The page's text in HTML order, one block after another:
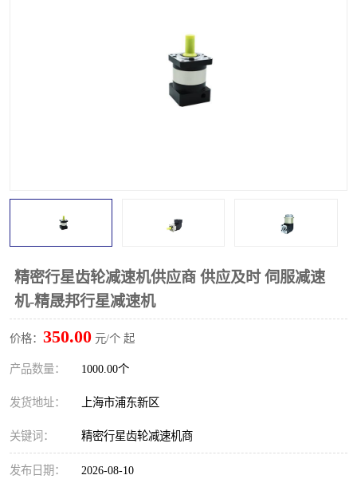
精密行星齿轮减速机供应商 供应及时 伺服减速
机-精晟邦行星减速机
价格： 350.00 元/个 起
产品数量： 1000.00个
发货地址： 上海市浦东新区
关键词： 精密行星齿轮减速机商
发布日期： 2026-08-10
晟邦电机